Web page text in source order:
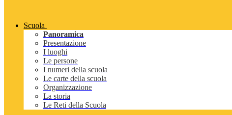
Scuola
Panoramica
Presentazione
I luoghi
Le persone
I numeri della scuola
Le carte della scuola
Organizzazione
La storia
Le Reti della Scuola